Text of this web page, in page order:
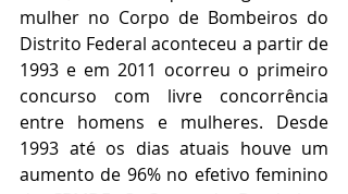
mulher no Corpo de Bombeiros do
Distrito Federal aconteceu a partir de
1993 e em 2011 ocorreu o primeiro
concurso com livre concorrência
entre homens e mulheres. Desde
1993 até os dias atuais houve um
aumento de 96% no efetivo feminino